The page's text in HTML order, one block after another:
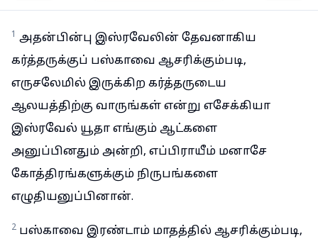
1 அதன்பின்பு இஸ்ரவேலின் தேவனாகிய
கர்த்தருக்குப் பஸ்காவை ஆசரிக்கும்படி,
எருசலேமில் இருக்கிற கர்த்தருடைய
ஆலயத்திற்கு வாருங்கள் என்று எசேக்கியா
இஸ்ரவேல் யூதா எங்கும் ஆட்களை
அனுப்பினதும் அன்றி, எப்பிராயீம் மனாசே
கோத்திரங்களுக்கும் நிருபங்களை
எழுதியனுப்பினான்.
2 பஸ்காவை இரண்டாம் மாதத்தில் ஆசரிக்கும்படி,